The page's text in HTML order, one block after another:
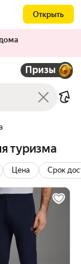
Открыть
Призы
туризма
Цена Срок